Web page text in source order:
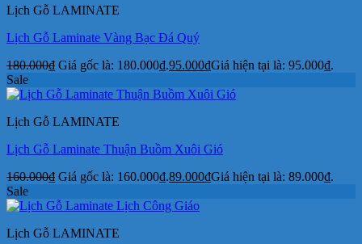
Lịch Gỗ LAMINATE
Lịch Gỗ Laminate Vàng Bạc Đá Quý
180.000₫ Giá gốc là: 180.000₫.95.000₫Giá hiện tại là: 95.000₫.
Sale
Lịch Gỗ LAMINATE
Lịch Gỗ Laminate Thuận Buồm Xuôi Gió
160.000₫ Giá gốc là: 160.000₫.89.000₫Giá hiện tại là: 89.000₫.
Sale
Lịch Gỗ LAMINATE